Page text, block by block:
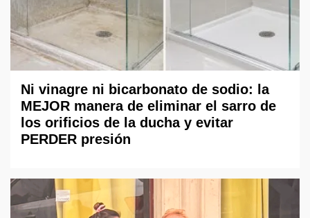
Ni vinagre ni bicarbonato de sodio: la
MEJOR manera de eliminar el sarro de
los orificios de la ducha y evitar
PERDER presión